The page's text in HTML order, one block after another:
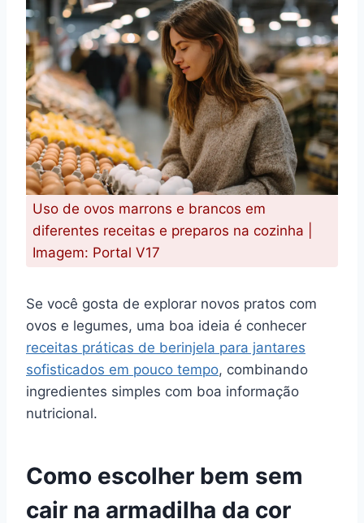
Uso de ovos marrons e brancos em
diferentes receitas e preparos na cozinha |
Imagem: Portal V17
Se você gosta de explorar novos pratos com
ovos e legumes, uma boa ideia é conhecer
receitas práticas de berinjela para jantares
sofisticados em pouco tempo, combinando
ingredientes simples com boa informação
nutricional.
Como escolher bem sem
cair na armadilha da cor